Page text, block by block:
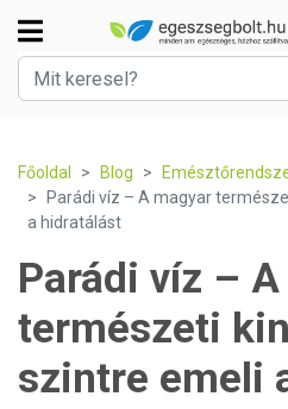
Főoldal Blog
Parádi víz – A magyar
a hidratálást
Parádi víz –
természeti
szintre emeli